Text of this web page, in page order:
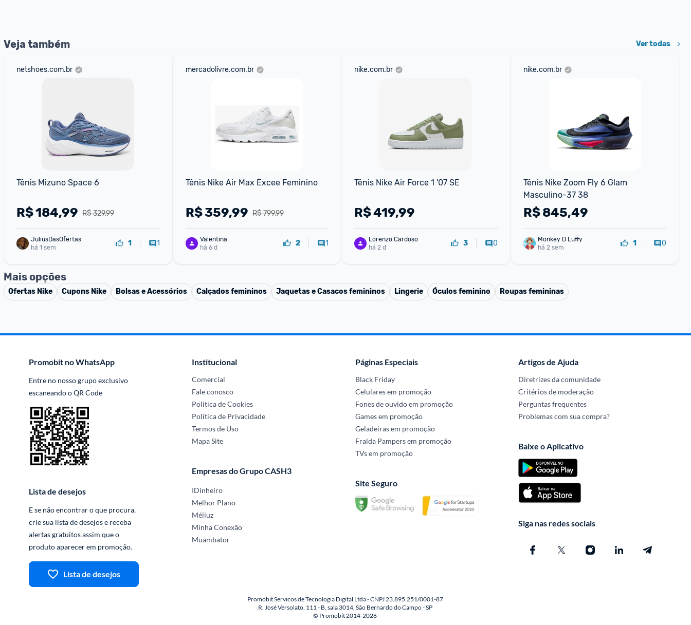
Veja também Ver todas
netshoes.com.br
Tênis Mizuno Space 6
R$ 329,99
R$184,99
JuliusDasOfertas
há 1 sem
1 1
mercadolivre.com.br
Tênis Nike Air Max Excee Feminino
R$ 799,99
R$359,99
Valentina
há 6 d
2 1
nike.com.br
Tênis Nike Air Force 1 '07 SE
R$419,99
Lorenzo Cardoso
há 2 d
3 0
nike.com.br
Tênis Nike Zoom Fly 6 Glam
Masculino-37 38
R$845,49
Monkey D Luffy
há 2 sem
1 0
Mais opções
Ofertas Nike Cupons Nike Bolsas e Acessórios Calçados femininos Jaquetas e Casacos femininos Lingerie Óculos feminino Roupas femininas
Promobit no WhatsApp
Entre no nosso grupo exclusivo
escaneando o QR Code
Lista de desejos
E se não encontrar o que procura,
crie sua lista de desejos e receba
alertas gratuitos assim que o
produto aparecer em promoção.
Lista de desejos
Institucional
Comercial
Fale conosco
Política de Cookies
Política de Privacidade
Termos de Uso
Mapa Site
Empresas do Grupo CASH3
IDinheiro
Melhor Plano
Méliuz
Minha Conexão
Muambator
Páginas Especiais
Black Friday
Celulares em promoção
Fones de ouvido em promoção
Games em promoção
Geladeiras em promoção
Fralda Pampers em promoção
TVs em promoção
Site Seguro
Artigos de Ajuda
Diretrizes da comunidade
Critérios de moderação
Perguntas frequentes
Problemas com sua compra?
Baixe o Aplicativo
Siga nas redes sociais
Promobit Servicos de Tecnologia Digital Ltda - CNPJ 23.895.251/0001-87
R. José Versolato, 111 - B, sala 3014, São Bernardo do Campo - SP
© Promobit 2014-2026